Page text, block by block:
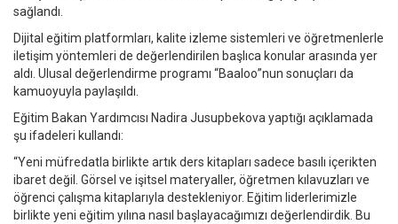
sağlandı.
Dijital eğitim platformları, kalite izleme sistemleri ve öğretmenlerle
iletişim yöntemleri de değerlendirilen başlıca konular arasında yer
aldı. Ulusal değerlendirme programı “Baaloо”nun sonuçları da
kamuoyuyla paylaşıldı.
Eğitim Bakan Yardımcısı Nadira Jusupbekova yaptığı açıklamada
şu ifadeleri kullandı:
“Yeni müfredatla birlikte artık ders kitapları sadece basılı içerikten
ibaret değil. Görsel ve işitsel materyaller, öğretmen kılavuzları ve
öğrenci çalışma kitaplarıyla destekleniyor. Eğitim liderlerimizle
birlikte yeni eğitim yılına nasıl başlayacağımızı değerlendirdik. Bu